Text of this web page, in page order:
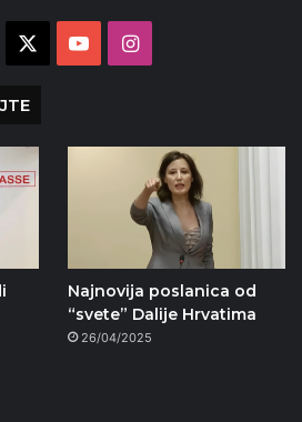
YouTubeInstagram
Najnovija poslanica od
“svete” Dalije Hrvatima
26/04/2025